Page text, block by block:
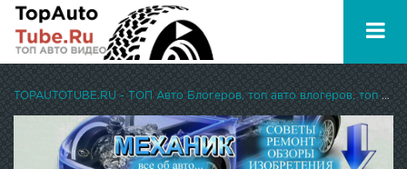
TOPAUTOTUBE.RU - ТОП Авто Блогеров, топ авто влогеров, топ авто ютуберов